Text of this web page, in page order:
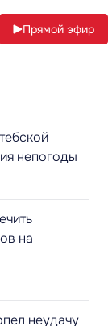
Прямой эфир
непогоды
на
неудачу